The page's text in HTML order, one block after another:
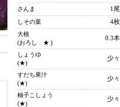
さんま 1尾
しその葉 4枚
大根
(おろし ★ )
0.3本
しょうゆ
(★)
少々
すだち果汁
(★)
少々
柚子こしょう
(★)
少々